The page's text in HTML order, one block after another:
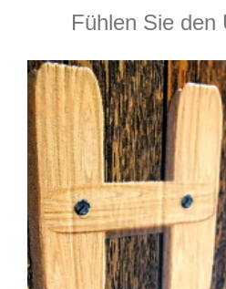
Fühlen Sie den